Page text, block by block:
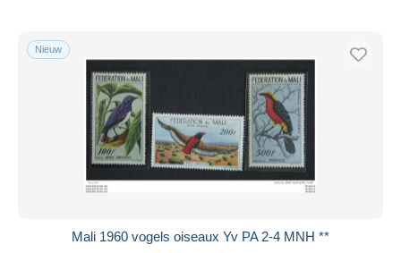
Nieuw
Mali 1960 vogels oiseaux Yv PA 2-4 MNH **